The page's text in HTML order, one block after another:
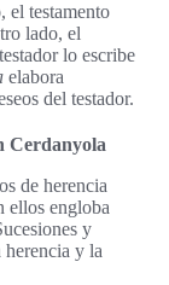
el testamento
lado, el
lo escribe
elabora
del testador.
Cerdanyola
de herencia
ellos engloba
y
y la